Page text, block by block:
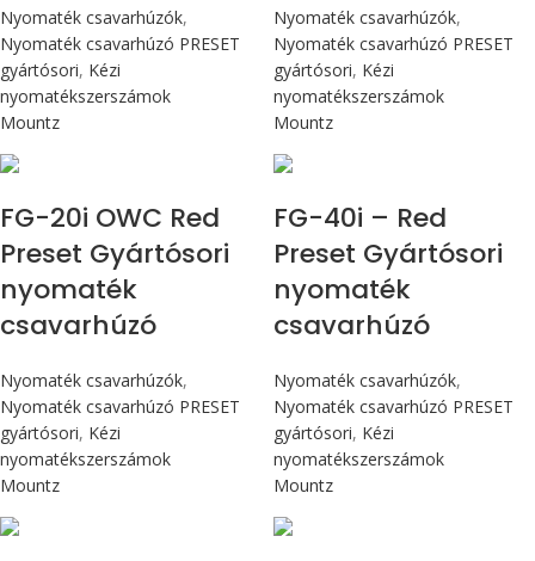
Nyomaték csavarhúzók,
Nyomaték csavarhúzó PRESET
gyártósori, Kézi
nyomatékszerszámok
Mountz
Nyomaték csavarhúzók,
Nyomaték csavarhúzó PRESET
gyártósori, Kézi
nyomatékszerszámok
Mountz
FG-20i OWC Red
Preset Gyártósori
nyomaték
csavarhúzó
Nyomaték csavarhúzók,
Nyomaték csavarhúzó PRESET
gyártósori, Kézi
nyomatékszerszámok
Mountz
FG-40i – Red
Preset Gyártósori
nyomaték
csavarhúzó
Nyomaték csavarhúzók,
Nyomaték csavarhúzó PRESET
gyártósori, Kézi
nyomatékszerszámok
Mountz